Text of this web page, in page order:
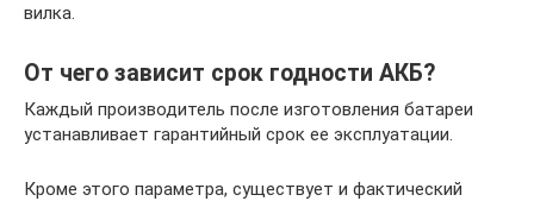
вилка.
От чего зависит срок годности АКБ?
Каждый производитель после изготовления батареи
устанавливает гарантийный срок ее эксплуатации.
Кроме этого параметра, существует и фактический